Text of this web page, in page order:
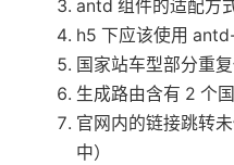
for (let
const
const
//
if
(!
antd 组件的适配方
h5 下应该使用
国家站车型部分重
生成路由含有 2 个
官网内的链接跳转
中）